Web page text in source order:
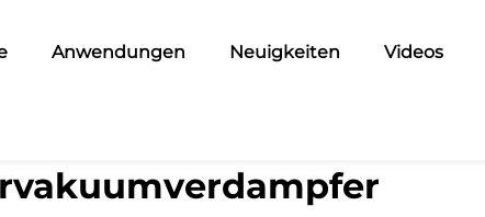
Anwendungen Neuigkeiten Videos